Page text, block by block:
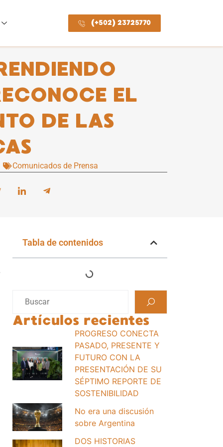
(+502) 23725770
EL
DE LAS
Comunicados de Prensa
Tabla de contenidos
Artículos recientes
PROGRESO CONECTA
PASADO, PRESENTE Y
FUTURO CON LA
PRESENTACIÓN DE SU
SÉPTIMO REPORTE DE
SOSTENIBILIDAD
No era una discusión
sobre Argentina
DOS HISTORIAS